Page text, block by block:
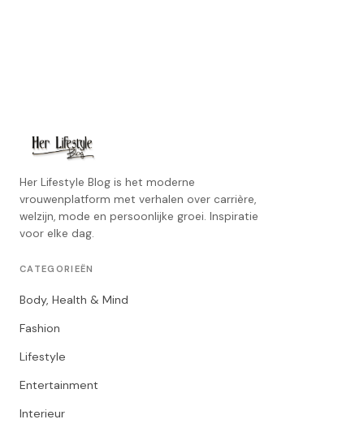
Her Lifestyle Blog is het moderne
vrouwenplatform met verhalen over carrière,
welzijn, mode en persoonlijke groei. Inspiratie
voor elke dag.
CATEGORIEËN
Body, Health & Mind
Fashion
Lifestyle
Entertainment
Interieur